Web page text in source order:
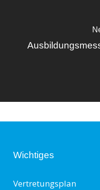
Wichtiges
Vertretungsplan